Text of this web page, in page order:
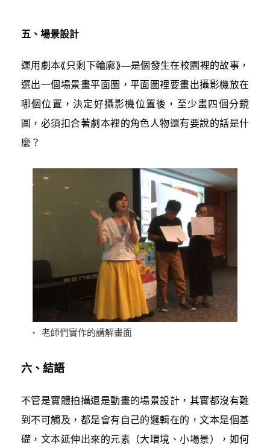
五、場景設計
運用劇本⟪只剩下輪廓⟫—是個發生在校園裡的故事，
選出一個場景畫平面圖，平面圖裡要畫出攝影機放在
哪個位置，決定好攝影機位置後，至少畫四個分鏡
圖，必須扣合著劇本裡的角色人物還有要說的話是什
麼？
老師們實作的講解畫面
六、結語
不管是實體拍攝還是動畫的場景設計，其實都沒有難
到不可觸及，都是會有自己的邏輯在的，文本是個基
礎，文本延伸出來的元素（大環境、小場景），如何